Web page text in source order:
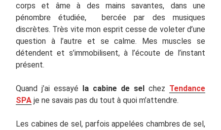
corps et âme à des mains savantes, dans une
pénombre étudiée, bercée par des musiques
discrètes. Très vite mon esprit cesse de voleter d’une
question à l’autre et se calme. Mes muscles se
détendent et s’immobilisent, à l’écoute de l’instant
présent.
Quand j’ai essayé la cabine de sel chez Tendance
SPA je ne savais pas du tout à quoi m’attendre.
Les cabines de sel, parfois appelées chambres de sel,